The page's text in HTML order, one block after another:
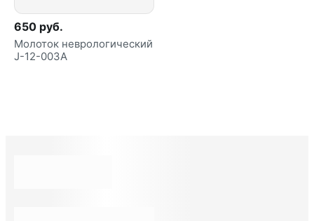
650 руб.
Молоток неврологический
J-12-003А